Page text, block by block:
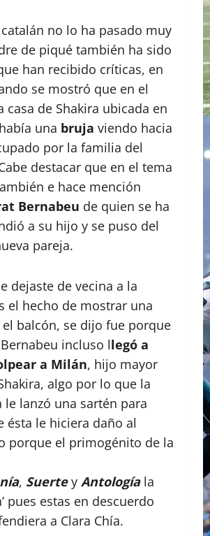
no lo ha pasado muy
de piqué también ha sido
han recibido críticas, en
se mostró que en el
casa de Shakira ubicada en
una bruja viendo hacia
por la familia del
destacar que en el tema
e hace mención
Bernabeu de quien se ha
a su hijo y se puso del
pareja.
dejaste de vecina a la
el hecho de mostrar una
balcón, se dijo fue porque
incluso llegó a
a Milán, hijo mayor
algo por lo que la
lanzó una sartén para
ésta le hiciera daño al
porque el primogénito de la
, Suertey Antologíala
pues estas en descuerdo
a Clara Chía.